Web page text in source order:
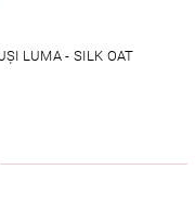
LUMA - SILK OAT